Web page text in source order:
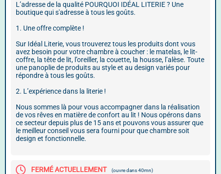
L’adresse de la qualité POURQUOI IDÉAL LITERIE ? Une
boutique qui s'adresse à tous les goûts.
1. Une offre complète !
Sur Idéal Literie, vous trouverez tous les produits dont vous
avez besoin pour votre chambre à coucher : le matelas, le lit-
coffre, la tête de lit, l’oreiller, la couette, la housse, l’alèse. Toute
une panoplie de produits au style et au design variés pour
répondre à tous les goûts.
2. L’expérience dans la literie !
Nous sommes là pour vous accompagner dans la réalisation
de vos rêves en matière de confort au lit ! Nous opérons dans
ce secteur depuis plus de 15 ans et pouvons vous assurer que
le meilleur conseil vous sera fourni pour que chambre soit
design et fonctionnelle.
FERMÉ ACTUELLEMENT (ouvre dans 40mn)